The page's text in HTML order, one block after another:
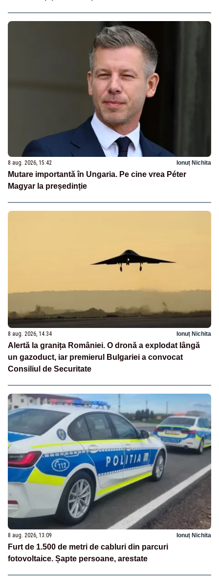
8 aug. 2026, 15:42 Ionuț Nichita
Mutare importantă în Ungaria. Pe cine vrea Péter
Magyar la președinție
8 aug. 2026, 14:34 Ionuț Nichita
Alertă la granița României. O dronă a explodat lângă
un gazoduct, iar premierul Bulgariei a convocat
Consiliul de Securitate
8 aug. 2026, 13:09 Ionuț Nichita
Furt de 1.500 de metri de cabluri din parcuri
fotovoltaice. Șapte persoane, arestate